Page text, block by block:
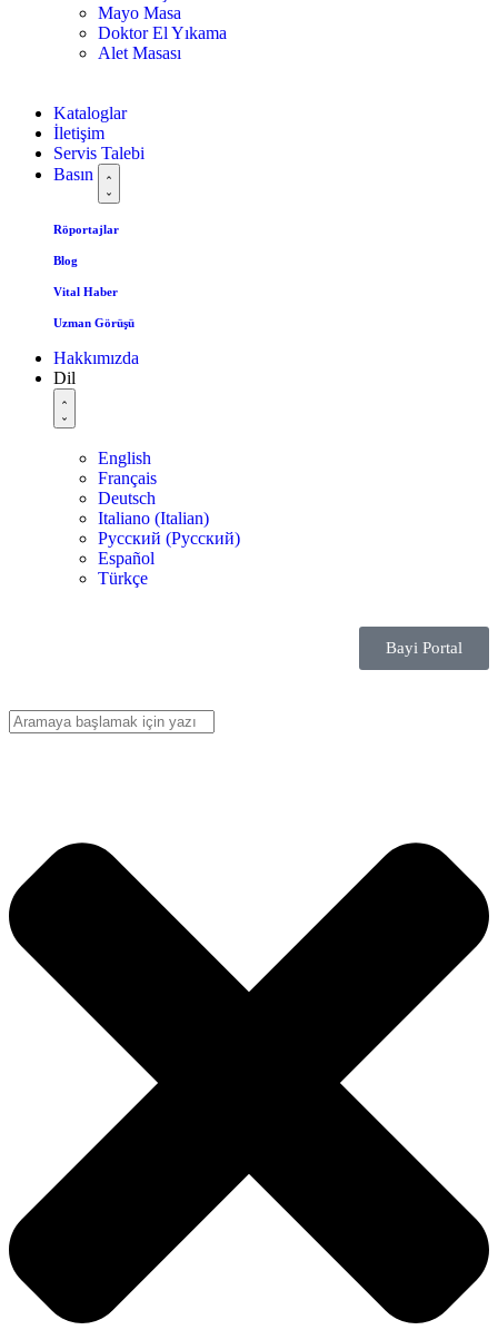
Mayo Masa
Doktor El Yıkama
Alet Masası
Kataloglar
İletişim
Servis Talebi
Basın
Röportajlar
Blog
Vital Haber
Uzman Görüşü
Hakkımızda
Dil
English
Français
Deutsch
Italiano (Italian)
Русский (Pусский)
Español
Türkçe
Bayi Portal